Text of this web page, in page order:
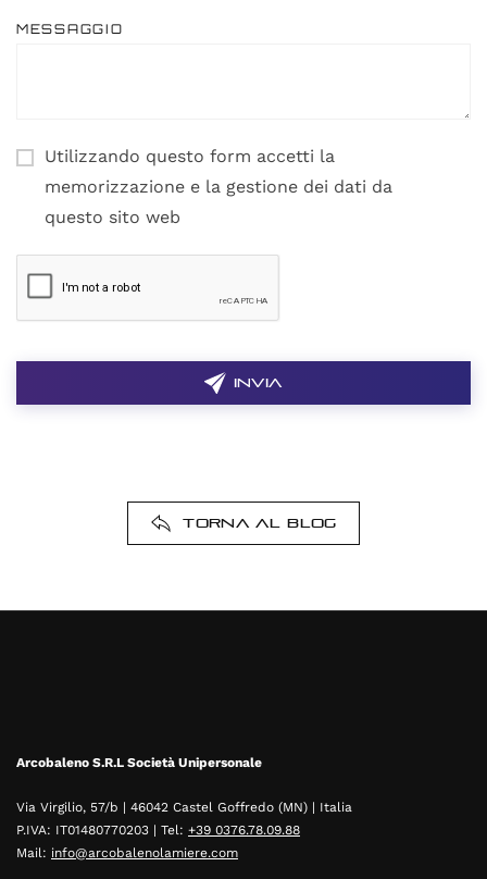
MESSAGGIO
Utilizzando questo form accetti la
memorizzazione e la gestione dei dati da
questo sito web
Invia
Torna al Blog
Arcobaleno S.R.L Società Unipersonale
Via Virgilio, 57/b | 46042 Castel Goffredo (MN) | Italia
P.IVA: IT01480770203 | Tel: +39 0376.78.09.88
Mail: info@arcobalenolamiere.com